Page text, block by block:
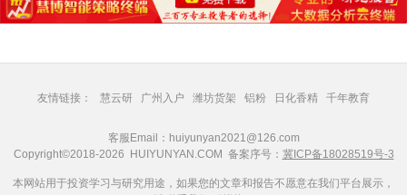
友情链接： 慧云研 广州入户 潍坊货架 铝粉 日化香精 千年教育
客服Email：huiyunyan2021@126.com
Copyright©2018-2026 HUIYUNYAN.COM 备案序号： 冀ICP备18028519号-3
本网站用于投资学习与研究用途，如果您的文章和报告不愿意在我们平台展示，